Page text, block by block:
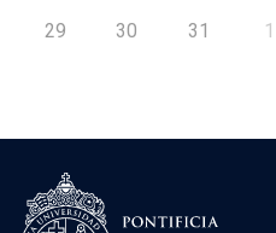
29 30 31 1